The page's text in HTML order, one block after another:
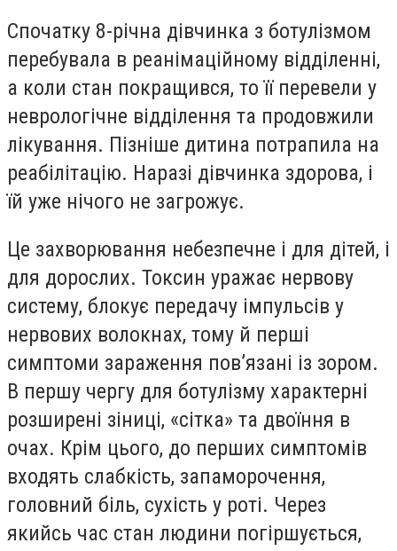
Спочатку 8-річна дівчинка з ботулізмом
перебувала в реанімаційному відділенні,
а коли стан покращився, то її перевели у
неврологічне відділення та продовжили
лікування. Пізніше дитина потрапила на
реабілітацію. Наразі дівчинка здорова, і
їй уже нічого не загрожує.
Це захворювання небезпечне і для дітей, і
для дорослих. Токсин уражає нервову
систему, блокує передачу імпульсів у
нервових волокнах, тому й перші
симптоми зараження пов’язані із зором.
В першу чергу для ботулізму характерні
розширені зіниці, «сітка» та двоїння в
очах. Крім цього, до перших симптомів
входять слабкість, запаморочення,
головний біль, сухість у роті. Через
якийсь час стан людини погіршується,